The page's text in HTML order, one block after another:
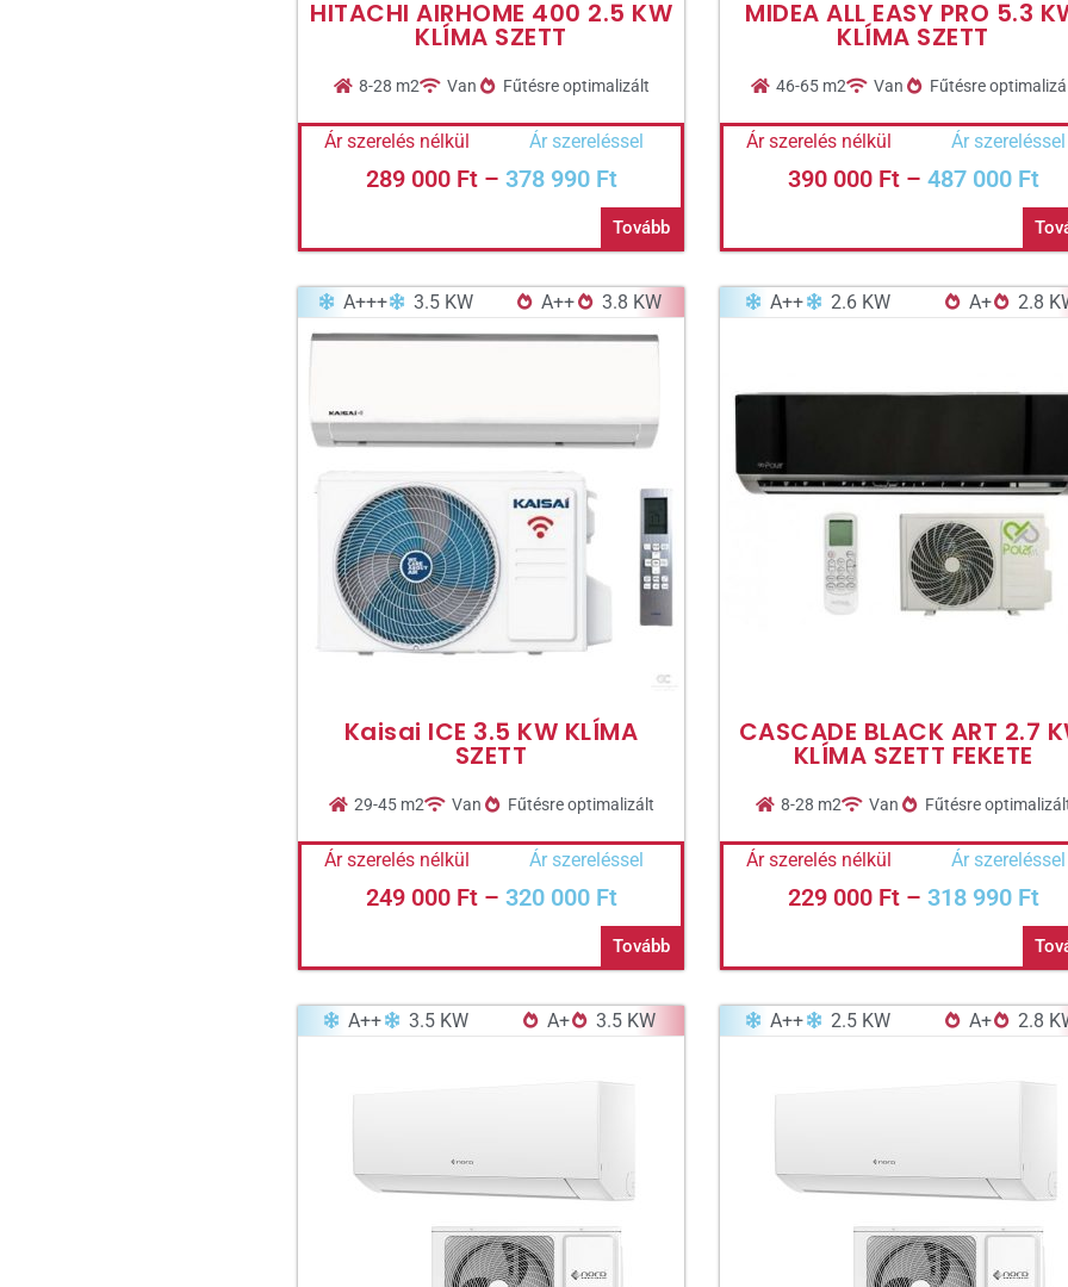
HITACHI AIRHOME 400 2.5 KW
KLÍMA SZETT
8-28 m2 Van Fűtésre optimalizált
Ár szerelés nélkül Ár szereléssel
289 000 Ft– 378 990 Ft
Tovább
MIDEA ALL EASY PRO 5.3
KLÍMA SZETT
46-65 m2 Van Fűtésre
Ár szerelés nélkül Ár szereléssel
390 000 Ft– 487 000 Ft
A+++ 3.5 KW A++ 3.8 KW
Kaisai ICE 3.5 KW KLÍMA
SZETT
29-45 m2 Van Fűtésre optimalizált
Ár szerelés nélkül Ár szereléssel
249 000 Ft– 320 000 Ft
Tovább
A++ 2.6 KW A+ 2.8
CASCADE BLACK ART 2.7
KLÍMA SZETT FEKETE
8-28 m2 Van Fűtésre
Ár szerelés nélkül Ár szereléssel
229 000 Ft– 318 990 Ft
A++ 3.5 KW A+ 3.5 KW A++ 2.5 KW A+ 2.8